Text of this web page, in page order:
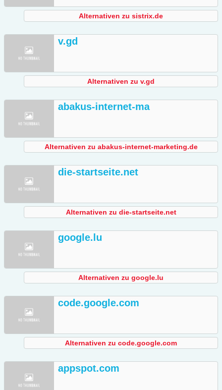
Alternativen zu sistrix.de
v.gd
Alternativen zu v.gd
abakus-internet-ma
Alternativen zu abakus-internet-marketing.de
die-startseite.net
Alternativen zu die-startseite.net
google.lu
Alternativen zu google.lu
code.google.com
Alternativen zu code.google.com
appspot.com